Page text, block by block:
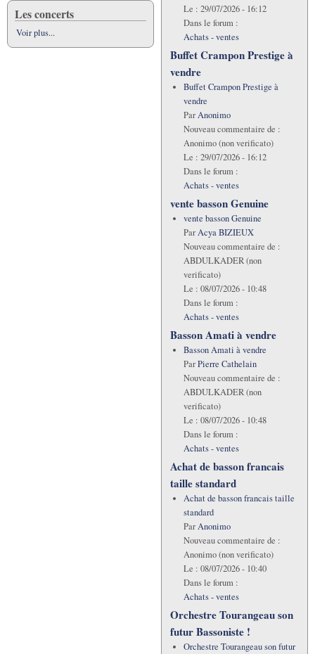
Les concerts
Voir plus...
Le : 29/07/2026 - 16:12
Dans le forum :
Achats - ventes
Buffet Crampon Prestige à
vendre
Buffet Crampon Prestige à
vendre
ParAnonimo
Nouveau commentaire de :
Anonimo (non verificato)
Le : 29/07/2026 - 16:12
Dans le forum :
Achats - ventes
vente basson Genuine
vente basson Genuine
ParAcya BIZIEUX
Nouveau commentaire de :
ABDULKADER (non
verificato)
Le : 08/07/2026 - 10:48
Dans le forum :
Achats - ventes
Basson Amati à vendre
Basson Amati à vendre
ParPierre Cathelain
Nouveau commentaire de :
ABDULKADER (non
verificato)
Le : 08/07/2026 - 10:48
Dans le forum :
Achats - ventes
Achat de basson francais
taille standard
Achat de basson francais taille
standard
ParAnonimo
Nouveau commentaire de :
Anonimo (non verificato)
Le : 08/07/2026 - 10:40
Dans le forum :
Achats - ventes
Orchestre Tourangeau son
futur Bassoniste !
Orchestre Tourangeau son futur